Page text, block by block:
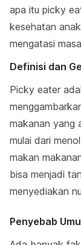
apa itu picky
kesehatan
mengatasi
Definisi dan
Picky eater
makanan yang
mulai dari
makan
bisa menjadi
menyediakan
Penyebab